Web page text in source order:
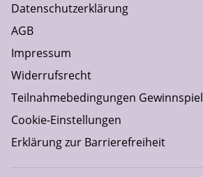
Datenschutzerklärung
AGB
Impressum
Widerrufsrecht
Teilnahmebedingungen Gewinnspiel
Cookie-Einstellungen
Erklärung zur Barrierefreiheit